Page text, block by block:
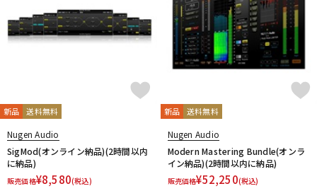
新品 送料無料
Nugen Audio
SigMod(オンライン納品)(2時間以内
に納品)
販売価格¥8,580(税込)
新品 送料無料
Nugen Audio
Modern Mastering Bundle(オンラ
イン納品)(2時間以内に納品)
販売価格¥52,250(税込)